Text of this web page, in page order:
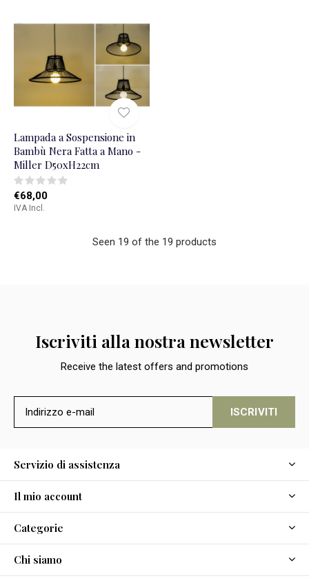
Lampada a Sospensione in
Bambù Nera Fatta a Mano -
Miller D50xH22cm
€68,00
IVA Incl.
Seen 19 of the 19 products
Iscriviti alla nostra newsletter
Receive the latest offers and promotions
ISCRIVITI
Servizio di assistenza
Il mio account
Categorie
Chi siamo